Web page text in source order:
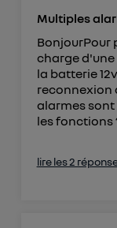
Multiples
BonjourPour
charge
la batterie
reconnexion
alarmes
les fonctions
lire les 2